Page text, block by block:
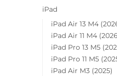
iPad
iPad Air 13 M4
iPad Air 11 M4
iPad Pro 13 M5
iPad Pro 11 M5
iPad Air M3 (2025)